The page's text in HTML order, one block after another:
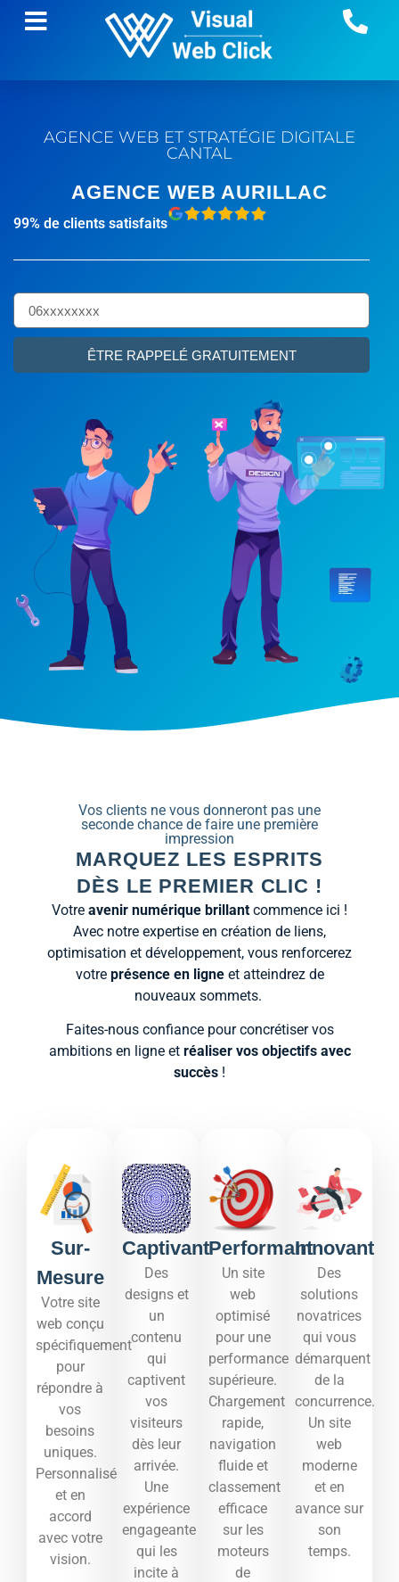
AGENCE WEB ET STRATÉGIE DIGITALE
CANTAL
AGENCE WEB AURILLAC
99% de clients satisfaits
ÊTRE RAPPELÉ GRATUITEMENT
Vos clients ne vous donneront pas une
seconde chance de faire une première
impression
MARQUEZ LES ESPRITS
DÈS LE PREMIER CLIC !
Votre avenir numérique brillant commence ici !
Avec notre expertise en création de liens,
optimisation et développement, vous renforcerez
votre présence en ligneet atteindrez de
nouveaux sommets.
Faites-nous confiance pour concrétiser vos
ambitions en ligne et réaliser vos objectifs avec
succès !
Sur-
Mesure
Votre site
web conçu
spécifiquement
pour
répondre à
vos
besoins
uniques.
Personnalisé
et en
accord
avec votre
vision.
Captivant
Des
designs et
un
contenu
qui
captivent
vos
visiteurs
dès leur
arrivée.
Une
expérience
engageante
qui les
incite à
Performant
Un site
web
optimisé
pour une
performance
supérieure.
Chargement
rapide,
navigation
fluide et
classement
efficace
sur les
moteurs
de
Innovant
Des
solutions
novatrices
qui vous
démarquent
de la
concurrence.
Un site
web
moderne
et en
avance sur
son
temps.​